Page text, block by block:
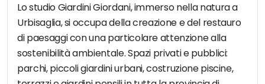
Lo studio Giardini Giordani, immerso nella natura a
Urbisaglia, si occupa della creazione e del restauro
di paesaggi con una particolare attenzione alla
sostenibilità ambientale. Spazi privati e pubblici:
parchi, piccoli giardini urbani, costruzione piscine,